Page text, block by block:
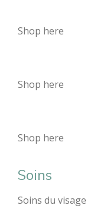
Shop here
Shop here
Shop here
Soins
Soins du visage